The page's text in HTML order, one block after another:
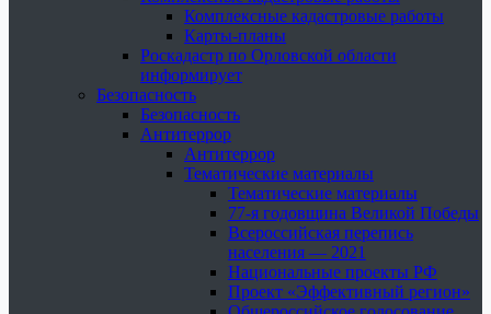
Комплексные кадастровые работы
Карты-планы
Роскадастр по Орловской области
информирует
Безопасность
Безопасность
Антитеррор
Антитеррор
Тематические материалы
Тематические материалы
77-я годовщина Великой Победы
Всероссийская перепись
населения — 2021
Национальные проекты РФ
Проект «Эффективный регион»